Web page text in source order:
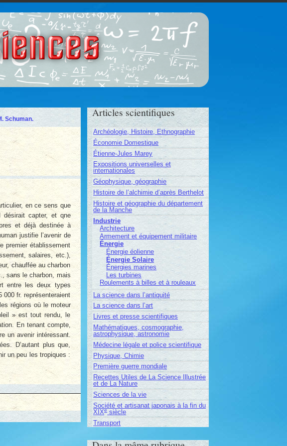
Sciences
Schuman.
en ce sens que
désirait capter, et qne
et déjà destinée à
justifie l’avenir de
premier établissement
salaires, etc.),
chauffée au charbon
sans le charbon, mais
entre les deux types
000 fr. représenteraient
régions où le moteur
» est tout rendu, le
En tenant compte,
un avenir intéressant.
D’autant plus que,
un peu les tropiques :
Articles scientifiques
Archéologie, Histoire, Ethnographie
Économie Domestique
Étienne-Jules Marey
Expositions universelles et
internationales
Géophysique, géographie
Histoire de l’alchimie d’après Berthelot
Histoire et géographie du département
de la Manche
Industrie
Architecture
Armement et équipement militaire
Énergie
Énergie éolienne
Énergie Solaire
Énergies marines
Les turbines
Roulements à billes et à rouleaux
La science dans l’antiquité
La science dans l’art
Livres et presse scientifiques
Mathématiques, cosmographie,
astrophysique, astronomie
Médecine légale et police scientifique
Physique, Chimie
Première guerre mondiale
Recettes Utiles de La Science Illustrée
et de La Nature
Sciences de la vie
Société et artisanat japonais à la fin du
XIXe siècle
Transport